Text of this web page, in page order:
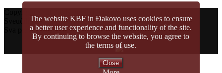
Sveučilište Josipa Jurja Strossmayera u Osijeku
Sva prava pridržana
The website KBF in Đakovo uses cookies to ensure
a better user experience and functionality of the site.
By continuing to browse the website, you agree to
the terms of use.
Close